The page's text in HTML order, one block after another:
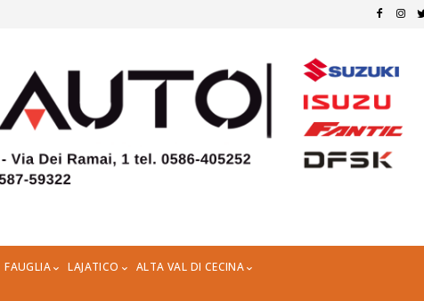
FAUGLIA LAJATICO ALTA VAL DI CECINA